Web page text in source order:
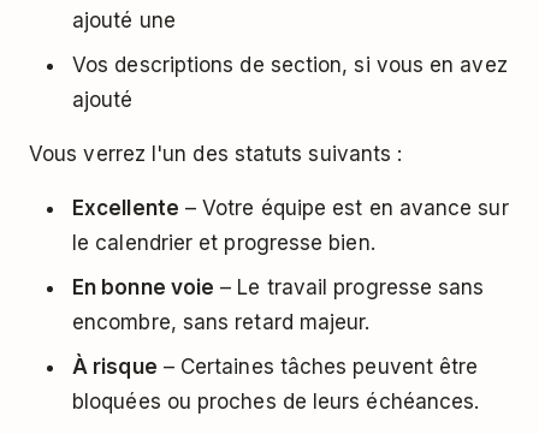
ajouté une
Vos descriptions de section, si vous en avez
ajouté
Vous verrez l'un des statuts suivants :
Excellente – Votre équipe est en avance sur
le calendrier et progresse bien.
En bonne voie – Le travail progresse sans
encombre, sans retard majeur.
À risque – Certaines tâches peuvent être
bloquées ou proches de leurs échéances.